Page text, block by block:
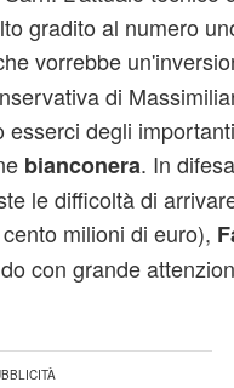
gradito al numero
vorrebbe
di
esserci degli importanti
bianconera. In
le difficoltà di
milioni di euro),
con grande